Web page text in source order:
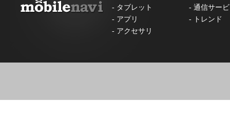
- タブレット - 通信サー
- アプリ -
トレンド
- アクセサリ